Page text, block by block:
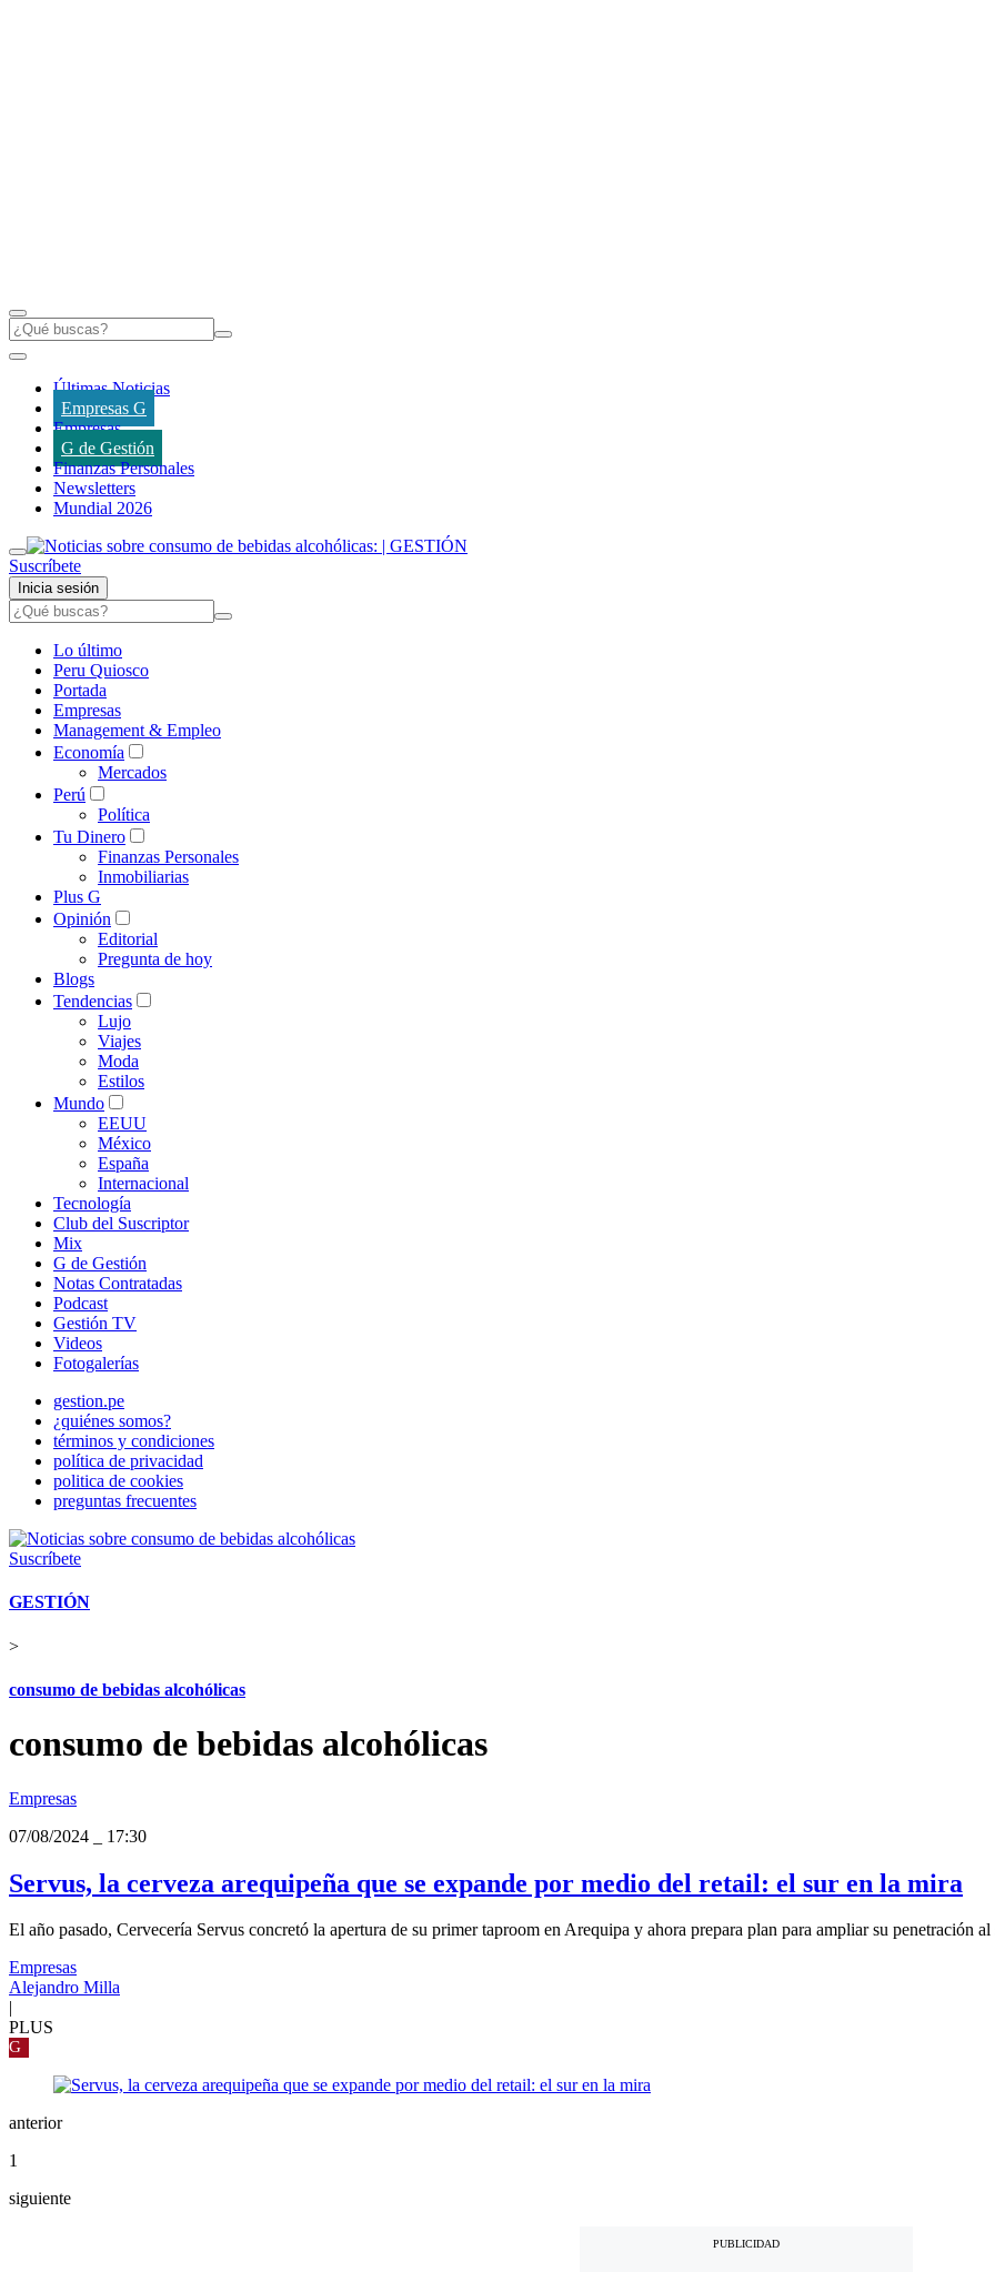
Últimas Noticias
Empresas G
Empresas
G de Gestión
Finanzas Personales
Newsletters
Mundial 2026
Suscríbete
Inicia sesión
Lo último
Peru Quiosco
Portada
Empresas
Management & Empleo
Economía
Mercados
Perú
Política
Tu Dinero
Finanzas Personales
Inmobiliarias
Plus G
Opinión
Editorial
Pregunta de hoy
Blogs
Tendencias
Lujo
Viajes
Moda
Estilos
Mundo
EEUU
México
España
Internacional
Tecnología
Club del Suscriptor
Mix
G de Gestión
Notas Contratadas
Podcast
Gestión TV
Videos
Fotogalerías
gestion.pe
¿quiénes somos?
términos y condiciones
política de privacidad
politica de cookies
preguntas frecuentes
Suscríbete
GESTIÓN
>
consumo de bebidas alcohólicas
consumo de bebidas alcohólicas
Empresas
07/08/2024
17:30
Servus, la cerveza arequipeña que se expande por medio del retail: el sur en la mira
El año pasado, Cervecería Servus concretó la apertura de su primer taproom en Arequipa y ahora prepara plan para ampliar su penetración al
Empresas
Alejandro Milla
PLUS
G
anterior
1
siguiente